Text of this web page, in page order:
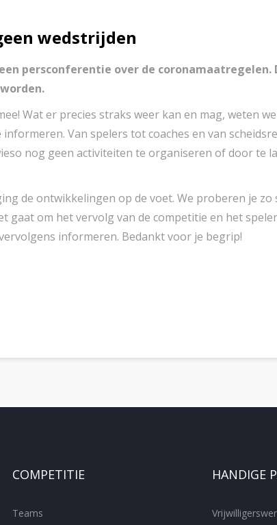
wedstrijden
persconferentie over de
Wat er precies straks weer kan en mag, weten
Van spelers tot coaches en van
nog geen activiteiten te organiseren of door te
de ontwikkelingen op de voet. We proberen je
gaat om het vervolg van de competitie en het
informeren. Bedankt voor je begrip!
COMPETITIE
Teams
HANDIGE